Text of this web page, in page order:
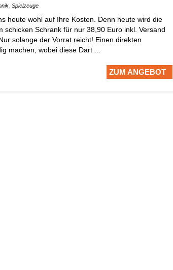
Spielzeuge
heute wohl auf Ihre Kosten. Denn heute wird die
schicken Schrank für nur 38,90 Euro inkl. Versand
solange der Vorrat reicht! Einen direkten
machen, wobei diese Dart ...
ZUM ANGEBOT